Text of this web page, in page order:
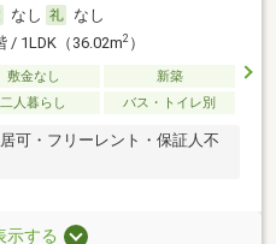
なし
なし
/ 1LDK（36.02m2）
敷金なし
新築
二人暮らし バス・トイレ別
可・フリーレント・保証人不
示する